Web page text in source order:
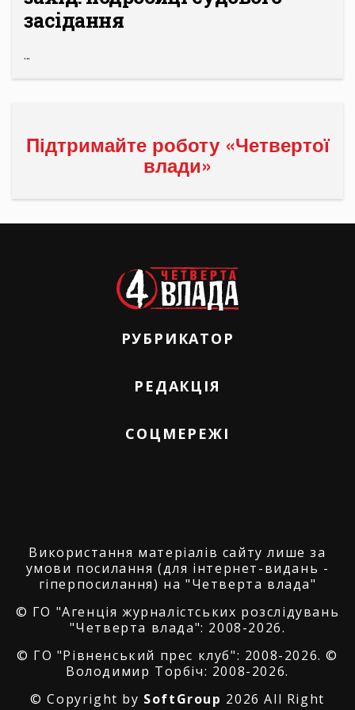
засідання
...
Підтримайте роботу «Четвертої
влади»
РУБРИКАТОР
РЕДАКЦІЯ
СОЦМЕРЕЖІ
Використання матеріалів сайту лише за
умови посилання (для інтернет-видань -
гіперпосилання) на "Четверта влада"
© ГО "Агенція журналістських розслідувань
"Четверта влада": 2008-2026.
© ГО "Рівненський прес клуб": 2008-2026. ©
Володимир Торбіч: 2008-2026.
© Copyright by SoftGroup 2026 All Right